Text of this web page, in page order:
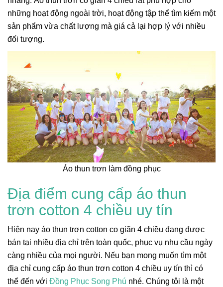
những hoạt động ngoài trời, hoạt động tập thể tìm kiếm một
sản phẩm vừa chất lượng mà giá cả lại hợp lý với nhiều
đối tượng.
Áo thun trơn làm đồng phục
Địa điểm cung cấp áo thun
trơn cotton 4 chiều uy tín
Hiện nay áo thun trơn cotton co giãn 4 chiều đang được
bán tại nhiều địa chỉ trên toàn quốc, phục vụ nhu cầu ngày
càng nhiều của mọi người. Nếu bạn mong muốn tìm một
địa chỉ cung cấp áo thun trơn cotton 4 chiều uy tín thì có
thể đến với Đồng Phục Song Phú nhé. Chúng tôi là một